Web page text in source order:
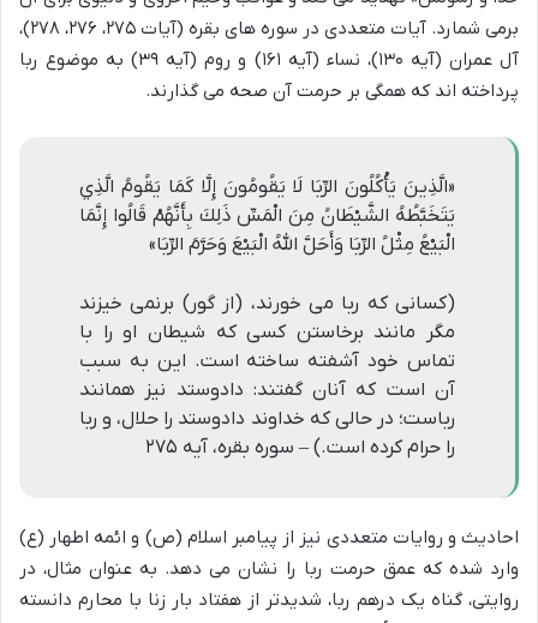
برمی شمارد. آیات متعددی در سوره های بقره (آیات ۲۷۵، ۲۷۶، ۲۷۸)،
آل عمران (آیه ۱۳۰)، نساء (آیه ۱۶۱) و روم (آیه ۳۹) به موضوع ربا
پرداخته اند که همگی بر حرمت آن صحه می گذارند.
«الَّذِينَ يَأْكُلُونَ الرِّبَا لَا يَقُومُونَ إِلَّا كَمَا يَقُومُ الَّذِي
يَتَخَبَّطُهُ الشَّيْطَانُ مِنَ الْمَسِّ ذَلِكَ بِأَنَّهُمْ قَالُوا إِنَّمَا
الْبَيْعُ مِثْلُ الرِّبَا وَأَحَلَّ اللَّهُ الْبَيْعَ وَحَرَّمَ الرِّبَا»
(کسانی که ربا می خورند، (از گور) برنمی خیزند
مگر مانند برخاستن کسی که شیطان او را با
تماس خود آشفته ساخته است. این به سبب
آن است که آنان گفتند: دادوستد نیز همانند
رباست؛ در حالی که خداوند دادوستد را حلال، و ربا
را حرام کرده است.) – سوره بقره، آیه ۲۷۵
احادیث و روایات متعددی نیز از پیامبر اسلام (ص) و ائمه اطهار (ع)
وارد شده که عمق حرمت ربا را نشان می دهد. به عنوان مثال، در
روایتی، گناه یک درهم ربا، شدیدتر از هفتاد بار زنا با محارم دانسته